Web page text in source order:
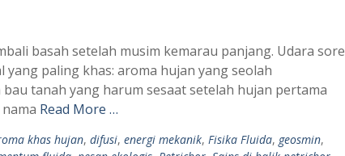
basah setelah musim kemarau panjang. Udara sore
paling khas: aroma hujan yang seolah
tanah yang harum sesaat setelah hujan pertama
Read More …
khas hujan, difusi, energi mekanik, Fisika Fluida, geosmin,